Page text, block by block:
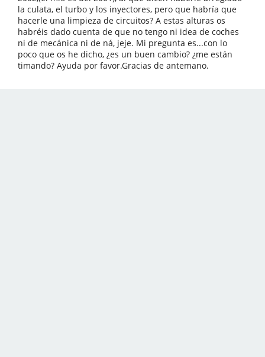
la culata, el turbo y los inyectores, pero que habría que
hacerle una limpieza de circuitos? A estas alturas os
habréis dado cuenta de que no tengo ni idea de coches
ni de mecánica ni de ná, jeje. Mi pregunta es...con lo
poco que os he dicho, ¿es un buen cambio? ¿me están
timando? Ayuda por favor.Gracias de antemano.